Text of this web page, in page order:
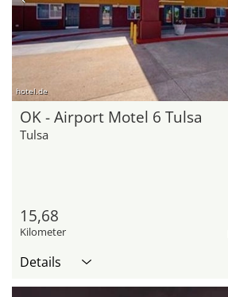
hotel.de
OK - Airport Motel 6 Tulsa
Tulsa
15,68
Kilometer
Details